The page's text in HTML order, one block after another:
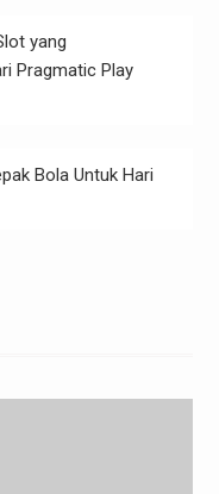
yang
Pragmatic Play
Bola Untuk Hari